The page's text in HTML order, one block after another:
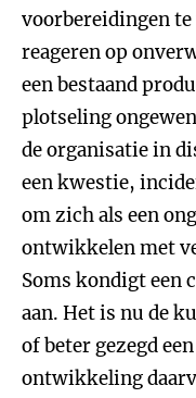
voorbereidingen
reageren op
een bestaand
plotseling
de organisatie in
een kwestie,
om zich als een
ontwikkelen met
Soms kondigt een
aan. Het is nu de
of beter gezegd
ontwikkeling